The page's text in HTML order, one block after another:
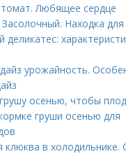
Любящее сердце
Находка
урожайность.
осенью, чтобы
груши осенью для
клюква в холодильнике.